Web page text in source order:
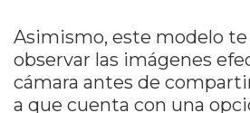
Asimismo, este modelo
observar las imágenes
cámara antes de
a que cuenta con una